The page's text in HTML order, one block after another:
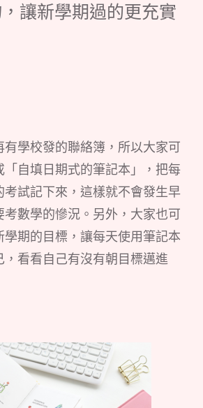
讓新學期過的更充實
有學校發的聯絡簿，所以大家可
「自填日期式的筆記本」，把每
考試記下來，這樣就不會發生早
考數學的慘況。另外，大家也可
期的目標，讓每天使用筆記本
，看看自己有沒有朝目標邁進